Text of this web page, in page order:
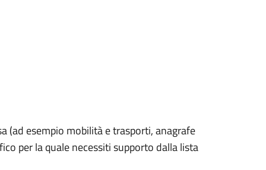
(ad esempio mobilità e trasporti, anagrafe
per la quale necessiti supporto dalla lista